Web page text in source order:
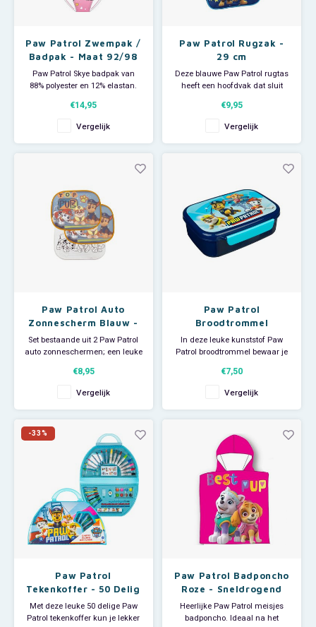
Paw Patrol Zwempak /
Badpak - Maat 92/98
Paw Patrol Skye badpak van
88% polyester en 12% elastan.
zwempak is in maat: 92/98.
€14,95
Vergelijk
Paw Patrol Rugzak -
29 cm
Deze blauwe Paw Patrol rugtas
heeft een hoofdvak dat sluit
rugzak heeft een ophanglus en
verstelbare schouderbanden
voor optimaal draagcomfort. Op
het tas vind je een afbeelding
€9,95
Vergelijk
Paw Patrol Auto
Zonnescherm Blauw -
2 Stuks
Set bestaande uit 2 Paw Patrol
auto zonneschermen; een leuke
houden. Opvouwbaar voor
makkelijk opbergen. Wordt
geleverd inclusief kleurplaat.
Afmeting na uitvouwen: ca
36x44 cm. Geschikt voor de
meeste automerken.
€8,95
Vergelijk
Paw Patrol
Broodtrommel
In deze leuke kunststof Paw
Patrol broodtrommel bewaar je
fruit. Op de deksel van deze
Nickelodeon lunchbox staat een
afbeelding van Rubble, Skye,
Chase en Marshall. In de
zodat geschild fruit apar
€7,50
Vergelijk
-33%
Paw Patrol
Tekenkoffer - 50 Delig
Met deze leuke 50 delige Paw
Patrol tekenkoffer kun je lekker
Paw Patrol Badponcho
Roze - Sneldrogend
Heerlijke Paw Patrol meisjes
badponcho. Ideaal na het